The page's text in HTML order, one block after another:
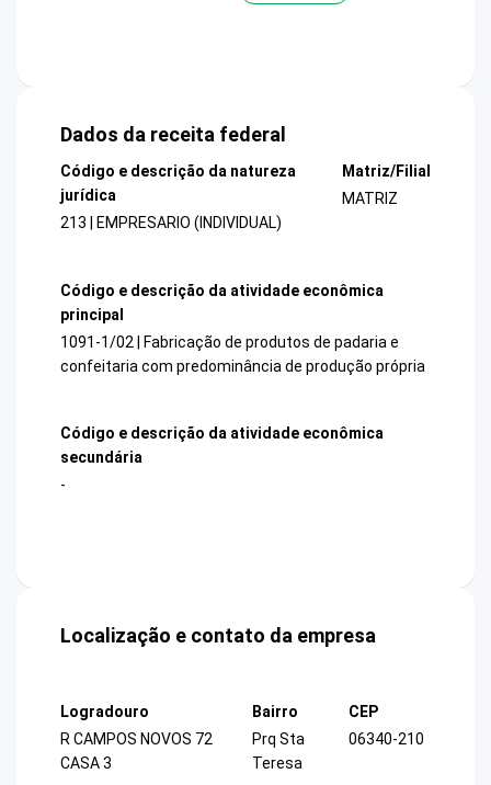
Dados da receita federal
Código e descrição da natureza
jurídica
213 | EMPRESARIO (INDIVIDUAL)
Matriz/Filial
MATRIZ
Código e descrição da atividade econômica
principal
1091-1/02 | Fabricação de produtos de padaria e
confeitaria com predominância de produção própria
Código e descrição da atividade econômica
secundária
-
Localização e contato da empresa
Logradouro
R CAMPOS NOVOS 72
CASA 3
Bairro
Prq Sta
Teresa
CEP
06340-210